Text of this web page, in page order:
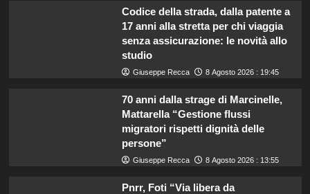
Codice della strada, dalla patente a
17 anni alla stretta per chi viaggia
senza assicurazione: le novità allo
studio
Giuseppe Recca 8 Agosto 2026 : 19:45
70 anni dalla strage di Marcinelle,
Mattarella “Gestione flussi
migratori rispetti dignità delle
persone”
Giuseppe Recca 8 Agosto 2026 : 13:55
Pnrr, Foti “Via libera da